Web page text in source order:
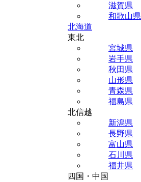
滋賀県
和歌山県
北海道
東北
宮城県
岩手県
秋田県
山形県
青森県
福島県
北信越
新潟県
長野県
富山県
石川県
福井県
四国・中国